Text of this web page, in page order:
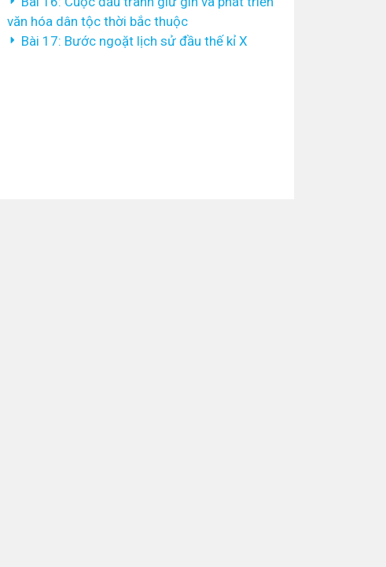
văn hóa dân tộc thời bắc thuộc
Bài 17: Bước ngoặt lịch sử đầu thế kỉ X